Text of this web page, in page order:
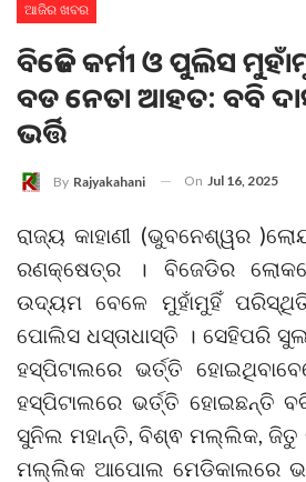
ଆଜିର ଖବର
ବିଜେଡି କର୍ମୀ ଓ ପୁଲିସ
ବଡ ନେତା ଆହତ: ବବି
ଭର୍ତ୍ତି
By Rajyakahani On Jul 16, 2025
ରାଜ୍ୟ କାହାଣୀ (ଭୁବନେଶ୍ୱର
ରଣକ୍ଷେତ୍ର । ବିଜେଡିର
ଉଦ୍ୟମ ବେଳେ ମୁହାଁମୁହିଁ
ପୋଲିସ ଧସ୍ତାଧାସ୍ତି । ସେହିପରି
ହସ୍ପିଟାଲରେ ଭର୍ତ୍ତି
ହସ୍ପିଟାଲରେ ଭର୍ତ୍ତି ହୋଇଛନ୍ତି
ସୁନିଲ ମହାନ୍ତି, ବିଶ୍ଵ ମଲ୍ଲିକ, ଜିତୁ
ମଲ୍ଲିକ ଆପୋଲ ମେଡିକାଲରେ